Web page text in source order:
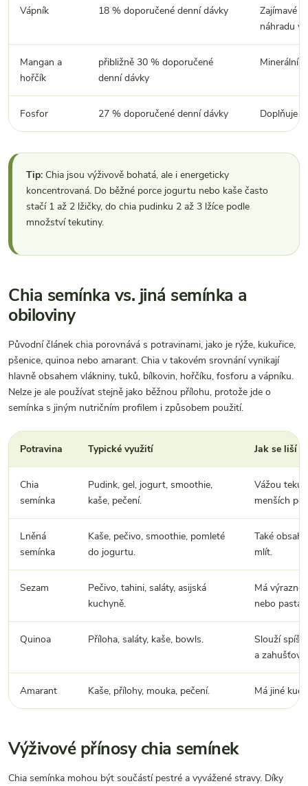
Vápník 18 % doporučené denní dávky
Zajímavé
náhradu
Mangan a
hořčík
přibližně 30 % doporučené
denní dávky
Minerální
Fosfor 27 % doporučené denní dávky Doplňuje
Tip: Chia jsou výživově bohatá, ale i energeticky
koncentrovaná. Do běžné porce jogurtu nebo kaše často
stačí 1 až 2 lžičky, do chia pudinku 2 až 3 lžíce podle
množství tekutiny.
Chia semínka vs. jiná semínka a
obiloviny
Původní článek chia porovnává s potravinami, jako je rýže, kukuřice,
pšenice, quinoa nebo amarant. Chia v takovém srovnání vynikají
hlavně obsahem vlákniny, tuků, bílkovin, hořčíku, fosforu a vápníku.
Nelze je ale používat stejně jako běžnou přílohu, protože jde o
semínka s jiným nutričním profilem i způsobem použití.
Potravina Typické využití Jak se liší
Chia
semínka
Pudink, gel, jogurt, smoothie,
kaše, pečení.
Vážou
menších
Lněná
semínka
Kaše, pečivo, smoothie, pomleté
do jogurtu.
Také
mlít.
Sezam
Pečivo, tahini, saláty, asijská
kuchyně.
Má
nebo pasta.
Quinoa Příloha, saláty, kaše, bowls.
Slouží
a
Amarant Kaše, přílohy, mouka, pečení. Má jiné
Výživové přínosy chia semínek
Chia semínka mohou být součástí pestré a vyvážené stravy. Díky